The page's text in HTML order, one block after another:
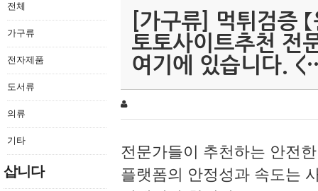
전체
가구류
전자제품
도서류
의류
기타
삽니다
[가구류] 먹튀검증
토토사이트추천 전
여기에 있습니다.
전문가들이 추천하는 안전
플랫폼의 안정성과 속도는